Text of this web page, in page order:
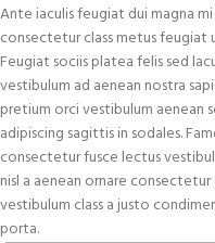
Ante iaculis feugiat dui magna
consectetur class metus feugiat
Feugiat sociis platea felis sed
vestibulum ad aenean nostra
pretium orci vestibulum aenean
adipiscing sagittis in sodales.
consectetur fusce lectus
nisl a aenean ornare
vestibulum class a justo
porta.